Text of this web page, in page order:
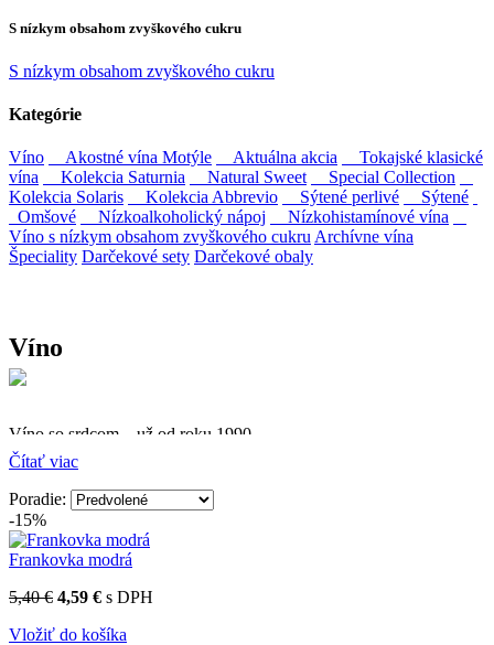
S nízkym obsahom zvyškového cukru
S nízkym obsahom zvyškového cukru
Kategórie
Víno Akostné vína Motýle Aktuálna akcia
Tokajské klasické
vína
Kolekcia Saturnia Natural Sweet
Special Collection
Kolekcia Solaris
Kolekcia Abbrevio Sýtené perlivé
Sýtené
Omšové
Nízkoalkoholický nápoj
Nízkohistamínové vína
Víno s nízkym obsahom zvyškového cukru Archívne vína
Špeciality Darčekové sety Darčekové obaly
Víno
Víno so srdcom – už od roku 1990
Firma Ostrožovič je najstaršou privátnou firmou na
slovenskom Tokaji.
Vyrábame kvalitné odrodové a výberové vína. Ako prví sme
priniesli na slovenský trh sólo spracované vína z tokajských odrôd
Furmint, Lipovina a Muškát žltý reduktívnou technológiou. Hrozno
spracúvame najmodernejšími technológiami, vrátane riadenej
fermentácie.
Čítať viac
Poradie:
-15%
Frankovka modrá
5,40 € 4,59 € s DPH
Vložiť do košíka